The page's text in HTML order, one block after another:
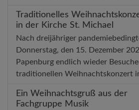
Traditionelles
in der Kirche St. Michael
Nach dreijähriger
Donnerstag, den 15. Dezember
Papenburg endlich wieder
traditionellen Weihnachtskonzert
Ein Weihnachtsgruß aus der
Fachgruppe Musik